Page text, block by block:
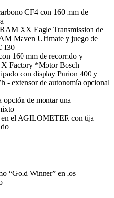
CF4 con 160 mm de
XX Eagle Transmission de
Maven Ultimate y juego de
I30
160 mm de recorrido y
X Factory *Motor Bosch
con display Purion 400 y
- extensor de autonomía opcional
opción de montar una
en el AGILOMETER con tija
“Gold Winner” en los